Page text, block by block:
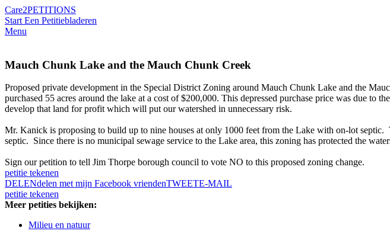
Care2PETITIONS
Start Een Petitiebladeren
Menu
Mauch Chunk Lake and the Mauch Chunk Creek
Proposed private development in the Special District Zoning around Mauch Chunk Lake and the
purchased 55 acres around the lake at a cost of $200,000. This depressed purchase price was due
develop that land for profit which will put our watershed in unnecessary risk.
Mr. Kanick is proposing to build up to nine houses at only 1000 feet from the Lake with on-lot
septic. Since there is no municipal sewage service to the Lake area, this zoning has protected the
Sign our petition to tell Jim Thorpe borough council to vote NO to this proposed zoning change.
petitie tekenen
DELENdelen met mijn Facebook vriendenTWEETE-MAIL
petitie tekenen
Meer petities bekijken:
Milieu en natuur